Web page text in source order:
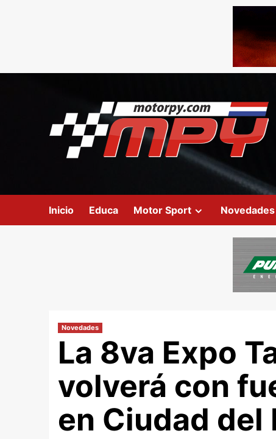
Inicio Educa Motor Sport Novedades
Novedades
La 8va Expo
volverá con
en Ciudad del